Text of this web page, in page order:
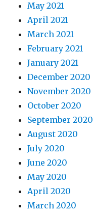
May 2021
April 2021
March 2021
February 2021
January 2021
December 2020
November 2020
October 2020
September 2020
August 2020
July 2020
June 2020
May 2020
April 2020
March 2020